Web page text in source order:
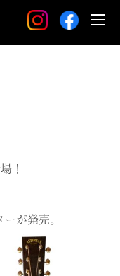
！
が発売。